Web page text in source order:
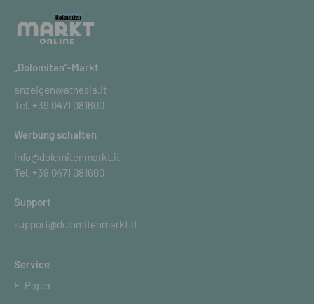
„Dolomiten“-Markt
anzeigen@athesia.it
Tel. +39 0471 081600
Werbung schalten
info@dolomitenmarkt.it
Tel. +39 0471 081600
Support
support@dolomitenmarkt.it
Service
E-Paper